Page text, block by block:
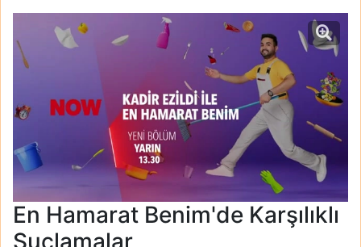
En Hamarat Benim'de Karşılıklı
Suçlamalar